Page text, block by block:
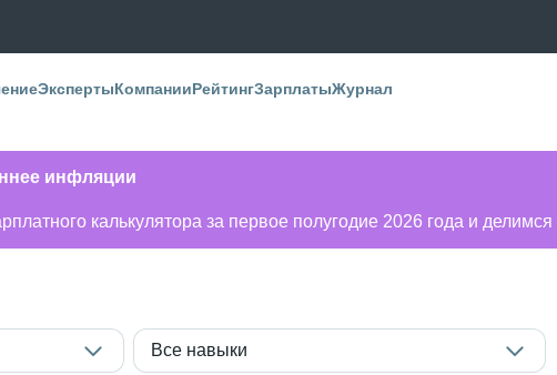
ЭкспертыКомпанииРейтингЗарплатыЖурнал
инфляции
калькулятора за первое полугодие 2026 года и делимся
Все навыки